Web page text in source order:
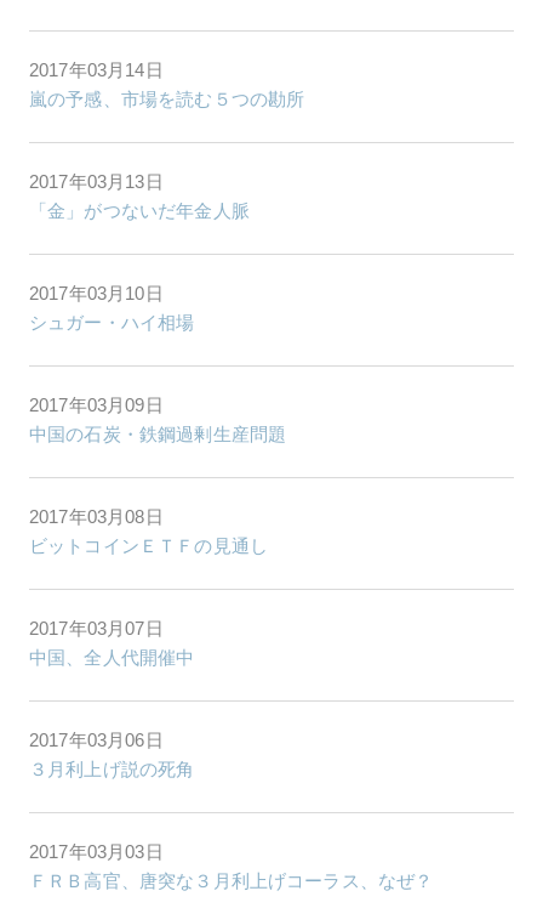
2017年03月14日
嵐の予感、市場を読む５つの勘所
2017年03月13日
「金」がつないだ年金人脈
2017年03月10日
シュガー・ハイ相場
2017年03月09日
中国の石炭・鉄鋼過剰生産問題
2017年03月08日
ビットコインＥＴＦの見通し
2017年03月07日
中国、全人代開催中
2017年03月06日
３月利上げ説の死角
2017年03月03日
ＦＲＢ高官、唐突な３月利上げコーラス、なぜ？